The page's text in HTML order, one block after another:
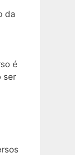
da
é
ser